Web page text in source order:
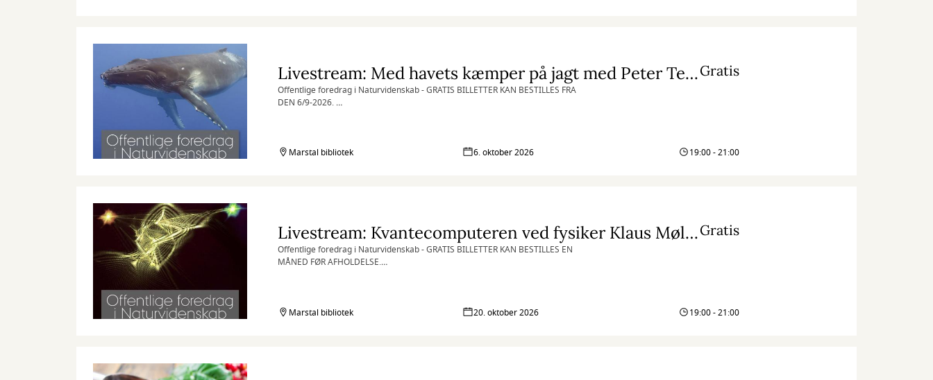
Livestream: Med havets kæmper på jagt med Peter Teglbjerg Madsen
Offentlige foredrag i Naturvidenskab - GRATIS BILLETTER KAN BESTILLES FRA
DEN 6/9-2026.
Gratis
Marstal bibliotek 6. oktober 2026 19:00 - 21:00
Livestream: Kvantecomputeren ved fysiker Klaus Mølmer
Offentlige foredrag i Naturvidenskab - GRATIS BILLETTER KAN BESTILLES EN
MÅNED FØR AFHOLDELSE.
Gratis
Marstal bibliotek 20. oktober 2026 19:00 - 21:00